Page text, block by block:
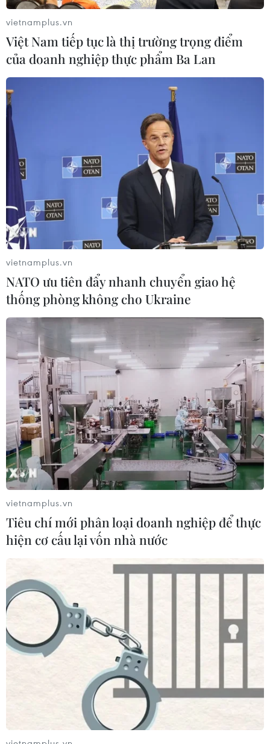
vietnamplus.vn
Việt Nam tiếp tục là thị trường trọng điểm
của doanh nghiệp thực phẩm Ba Lan
vietnamplus.vn
NATO ưu tiên đẩy nhanh chuyển giao hệ
thống phòng không cho Ukraine
vietnamplus.vn
Tiêu chí mới phân loại doanh nghiệp để thực
hiện cơ cấu lại vốn nhà nước